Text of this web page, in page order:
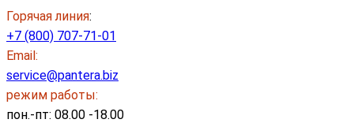
Горячая линия:
+7 (800) 707-71-01
Email:
service@pantera.biz
режим работы:
пон.-пт: 08.00 -18.00